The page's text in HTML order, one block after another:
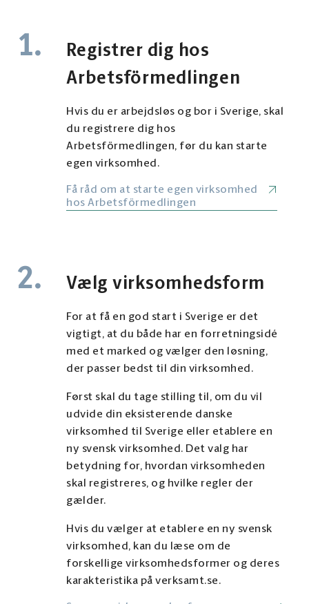
1.
Registrer dig hos
Arbetsförmedlingen
Hvis du er arbejdsløs og bor i Sverige, skal
du registrere dig hos
Arbetsförmedlingen, før du kan starte
egen virksomhed.
Få råd om at starte egen virksomhed
hos Arbetsförmedlingen
2. Vælg virksomhedsform
For at få en god start i Sverige er det
vigtigt, at du både har en forretningsidé
med et marked og vælger den løsning,
der passer bedst til din virksomhed.
Først skal du tage stilling til, om du vil
udvide din eksisterende danske
virksomhed til Sverige eller etablere en
ny svensk virksomhed. Det valg har
betydning for, hvordan virksomheden
skal registreres, og hvilke regler der
gælder.
Hvis du vælger at etablere en ny svensk
virksomhed, kan du læse om de
forskellige virksomhedsformer og deres
karakteristika på verksamt.se.